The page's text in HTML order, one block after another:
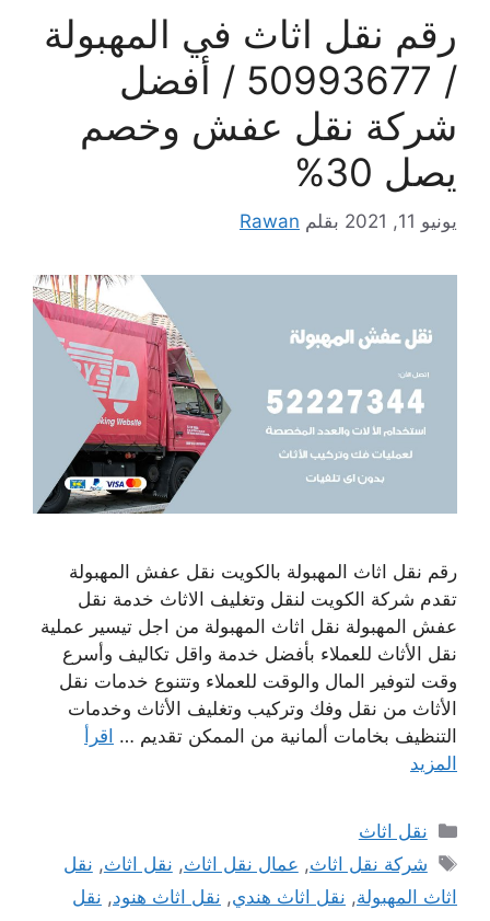
رقم نقل اثاث في المهبولة
/ 50993677 / أفضل
شركة نقل عفش وخصم
يصل 30%
يونيو 11, 2021 بقلم Rawan
رقم نقل اثاث المهبولة بالكويت نقل عفش المهبولة
تقدم شركة الكويت لنقل وتغليف الاثاث خدمة نقل
عفش المهبولة نقل اثاث المهبولة من اجل تيسير عملية
نقل الأثاث للعملاء بأفضل خدمة واقل تكاليف وأسرع
وقت لتوفير المال والوقت للعملاء وتتنوع خدمات نقل
الأثاث من نقل وفك وتركيب وتغليف الأثاث وخدمات
التنظيف بخامات ألمانية من الممكن تقديم … اقرأ
المزيد
التصنيفات
نقل اثاث
الوسوم
شركة نقل اثاث, عمال نقل اثاث, نقل اثاث, نقل
اثاث المهبولة, نقل اثاث هندي, نقل اثاث هنود, نقل